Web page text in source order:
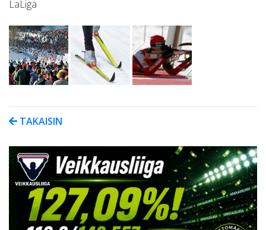
LaLiga
TAKAISIN